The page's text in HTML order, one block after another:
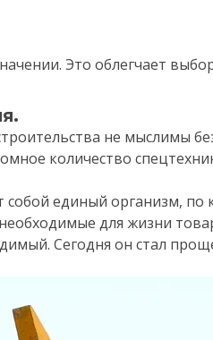
Это облегчает
не мыслимы
количество
единый организм,
для жизни
Сегодня он стал